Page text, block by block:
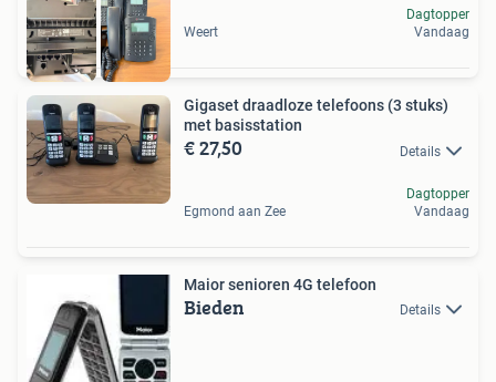
Weert
Dagtopper
Vandaag
Gigaset draadloze telefoons (3 stuks)
met basisstation
€ 27,50 Details
Egmond aan Zee
Dagtopper
Vandaag
Maior senioren 4G telefoon
Bieden Details